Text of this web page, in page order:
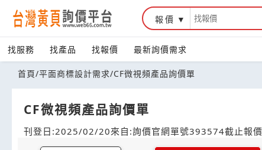
報價
找服務 找產品 找報價 最新詢價需求
首頁/平面商標設計需求/CF微視頻產品詢價單
CF微視頻產品詢價單
刊登日:2025/02/20來自:詢價官網單號393574截止報